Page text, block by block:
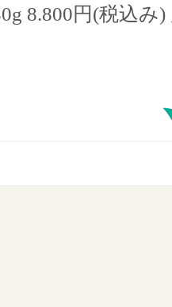
8.800円(税込み